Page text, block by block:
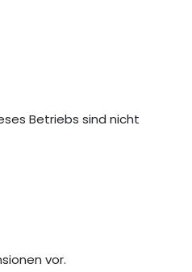
Betriebs sind nicht
vor.